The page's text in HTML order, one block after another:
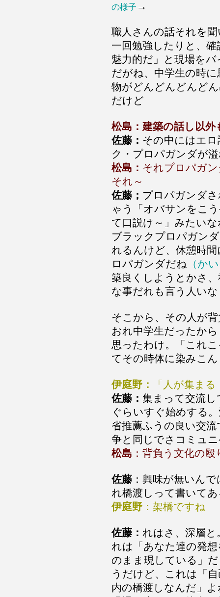
の様子 →
職人さんの話それを
一回勉強したりと、
魅力的だ」と現場を
だがね、中学生の時
物がどんどんどんど
だけど
松島：建築の話し以外
佐藤： その中にはエ
ク・プロパガンダが
松島： それプロパガ
それ～
佐藤； プロパガンダ
ゃう「オバサンをこ
て口説け～」みたいな
ブラックプロパガン
れるんけど、休憩時
ロパガンダだね （か
築良くしようとかさ
な事だれも言う人い
そこから、その人が
おれ中学生だったか
思ったわけ。「これ
てその時体に染みこ
伊庭野：
「人が集ま
佐藤： 集まって交流
ぐらいすぐ始めする
省推薦ふうの良い交
争と同じでさコミュ
松島 ：背負う文化の殴
佐藤 ：興味が無いん
れ橋渡しって書いて
伊庭野 ：架橋ですね
佐藤： れはさ、深層と
れは「あなた達の発
のまま現している」
うだけど、これは「
内の橋渡しなんだ」よ